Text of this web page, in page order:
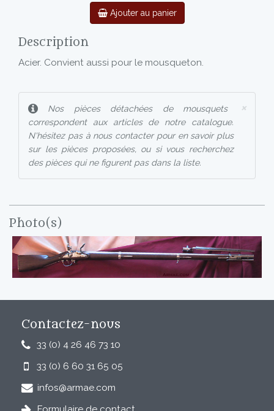
Ajouter au panier
Description
Acier. Convient aussi pour le mousqueton.
×
Nos pièces détachées de mousquets
correspondent aux articles de notre catalogue.
N'hésitez pas à nous contacter pour en savoir plus
sur les pièces proposées, ou si vous recherchez
des pièces qui ne figurent pas dans la liste.
Photo(s)
Contactez-nous
33 (0) 4 26 46 73 10
33 (0) 6 60 31 65 05
infos@armae.com